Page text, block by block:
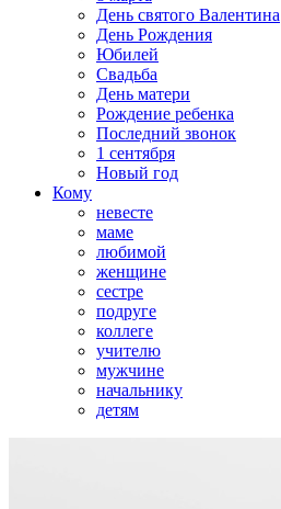
День святого Валентина
День Рождения
Юбилей
Свадьба
День матери
Рождение ребенка
Последний звонок
1 сентября
Новый год
Кому
невесте
маме
любимой
женщине
сестре
подруге
коллеге
учителю
мужчине
начальнику
детям